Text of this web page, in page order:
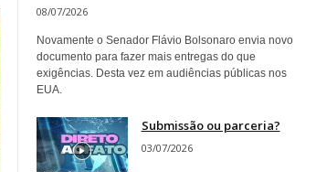
08/07/2026
Novamente o Senador Flávio Bolsonaro envia novo
documento para fazer mais entregas do que
exigências. Desta vez em audiências públicas nos
EUA.
Submissão ou parceria?
03/07/2026